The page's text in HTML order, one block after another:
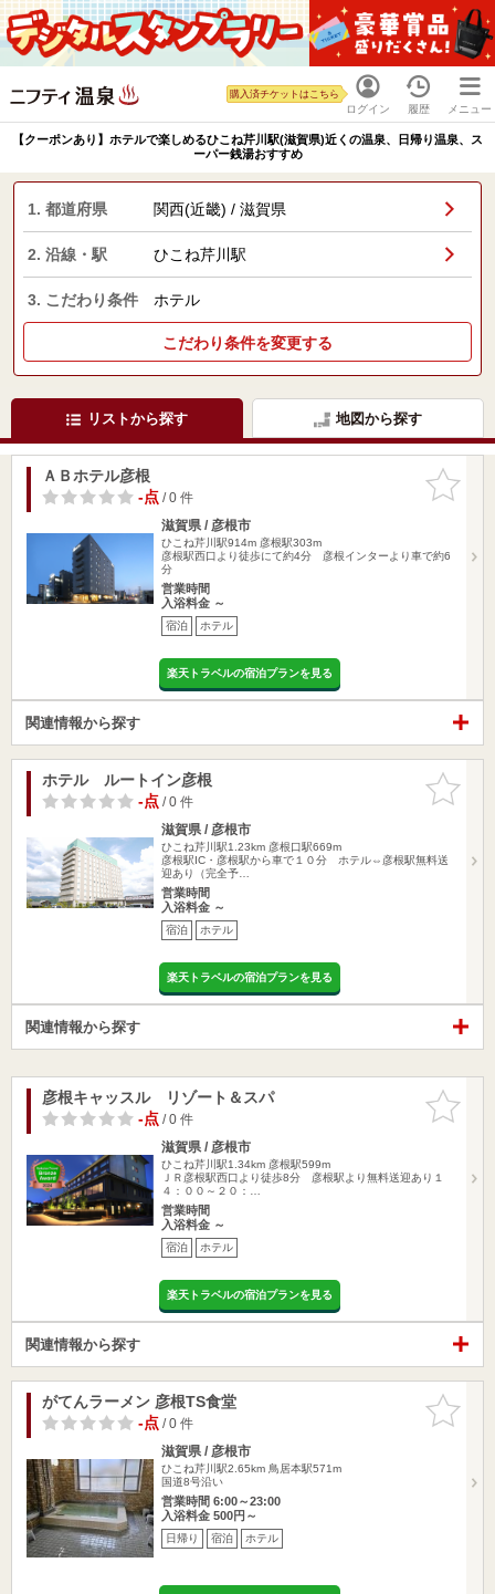
ログイン
購入済チケットはこちら
履歴 メニュー
【クーポンあり】ホテルで楽しめるひこね芹川駅(滋賀県)近くの温泉、日帰り温泉、ス
ーパー銭湯おすすめ
1. 都道府県 関西(近畿) / 滋賀県
2. 沿線・駅 ひこね芹川駅
3. こだわり条件 ホテル
こだわり条件を変更する
リストから探す 地図から探す
お気に入
りに追加
ＡＢホテル彦根
-点/ 0 件
滋賀県 / 彦根市
ひこね芹川駅914m 彦根駅303m
彦根駅西口より徒歩にて約4分 彦根インターより車で約6
分
営業時間
入浴料金 ～
宿泊 ホテル
楽天トラベルの宿泊プランを見る
関連情報から探す
お気に入
りに追加
ホテル ルートイン彦根
-点/ 0 件
滋賀県 / 彦根市
ひこね芹川駅1.23km 彦根口駅669m
彦根駅IC・彦根駅から車で１０分 ホテル⇔彦根駅無料送
迎あり（完全予…
営業時間
入浴料金 ～
宿泊 ホテル
楽天トラベルの宿泊プランを見る
関連情報から探す
お気に入
りに追加
彦根キャッスル リゾート＆スパ
-点/ 0 件
滋賀県 / 彦根市
ひこね芹川駅1.34km 彦根駅599m
ＪＲ彦根駅西口より徒歩8分 彦根駅より無料送迎あり１
４：００～２０：…
営業時間
入浴料金 ～
宿泊 ホテル
楽天トラベルの宿泊プランを見る
関連情報から探す
お気に入
りに追加
がてんラーメン 彦根TS食堂
-点/ 0 件
滋賀県 / 彦根市
ひこね芹川駅2.65km 鳥居本駅571m
国道8号沿い
営業時間 6:00～23:00
入浴料金 500円～
日帰り 宿泊 ホテル